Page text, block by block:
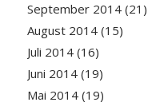
September 2014(21)
August 2014(15)
Juli 2014(16)
Juni 2014(19)
Mai 2014(19)